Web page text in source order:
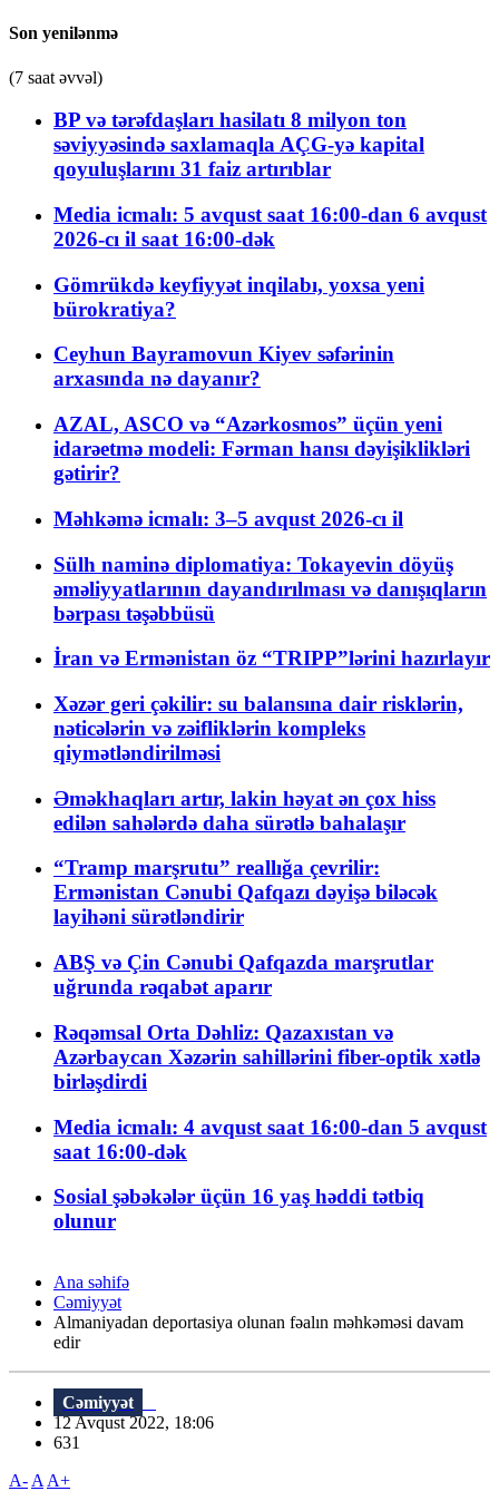
Son yenilənmə
(7 saat əvvəl)
BP və tərəfdaşları hasilatı 8 milyon ton
səviyyəsində saxlamaqla AÇG-yə kapital
qoyuluşlarını 31 faiz artırıblar
Media icmalı: 5 avqust saat 16:00-dan 6 avqust
2026-cı il saat 16:00-dək
Gömrükdə keyfiyyət inqilabı, yoxsa yeni
bürokratiya?
Ceyhun Bayramovun Kiyev səfərinin
arxasında nə dayanır?
AZAL, ASCO və “Azərkosmos” üçün yeni
idarəetmə modeli: Fərman hansı dəyişiklikləri
gətirir?
Məhkəmə icmalı: 3–5 avqust 2026-cı il
Sülh naminə diplomatiya: Tokayevin döyüş
əməliyyatlarının dayandırılması və danışıqların
bərpası təşəbbüsü
İran və Ermənistan öz “TRIPP”lərini hazırlayır
Xəzər geri çəkilir: su balansına dair risklərin,
nəticələrin və zəifliklərin kompleks
qiymətləndirilməsi
Əməkhaqları artır, lakin həyat ən çox hiss
edilən sahələrdə daha sürətlə bahalaşır
“Tramp marşrutu” reallığa çevrilir:
Ermənistan Cənubi Qafqazı dəyişə biləcək
layihəni sürətləndirir
ABŞ və Çin Cənubi Qafqazda marşrutlar
uğrunda rəqabət aparır
Rəqəmsal Orta Dəhliz: Qazaxıstan və
Azərbaycan Xəzərin sahillərini fiber-optik xətlə
birləşdirdi
Media icmalı: 4 avqust saat 16:00-dan 5 avqust
saat 16:00-dək
Sosial şəbəkələr üçün 16 yaş həddi tətbiq
olunur
Ana səhifə
Cəmiyyət
Almaniyadan deportasiya olunan fəalın məhkəməsi davam
edir
Cəmiyyət
12 Avqust 2022, 18:06
631
A- A A+